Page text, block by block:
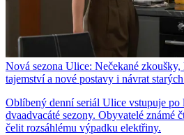
Nová sezona Ulice: Nečekané
tajemství a nové postavy i návrat
Oblíbený denní seriál Ulice vstupuje po
dvaadvacáté sezony. Obyvatelé známé
čelit rozsáhlému výpadku elektřiny.